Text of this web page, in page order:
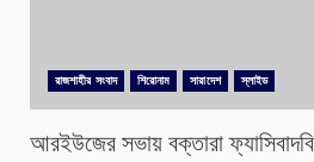
রাজশাহীর সংবাদ শিরোনাম সারাদেশ স্লাইড
আরইউজের সভায় বক্তারা